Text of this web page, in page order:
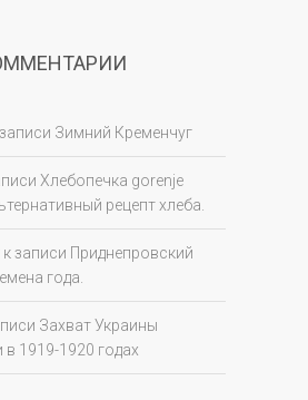
Зимний Кременчуг
Хлебопечка gorenje
рецепт хлеба.
к записи Приднепровский
года.
Захват Украины
1919-1920 годах